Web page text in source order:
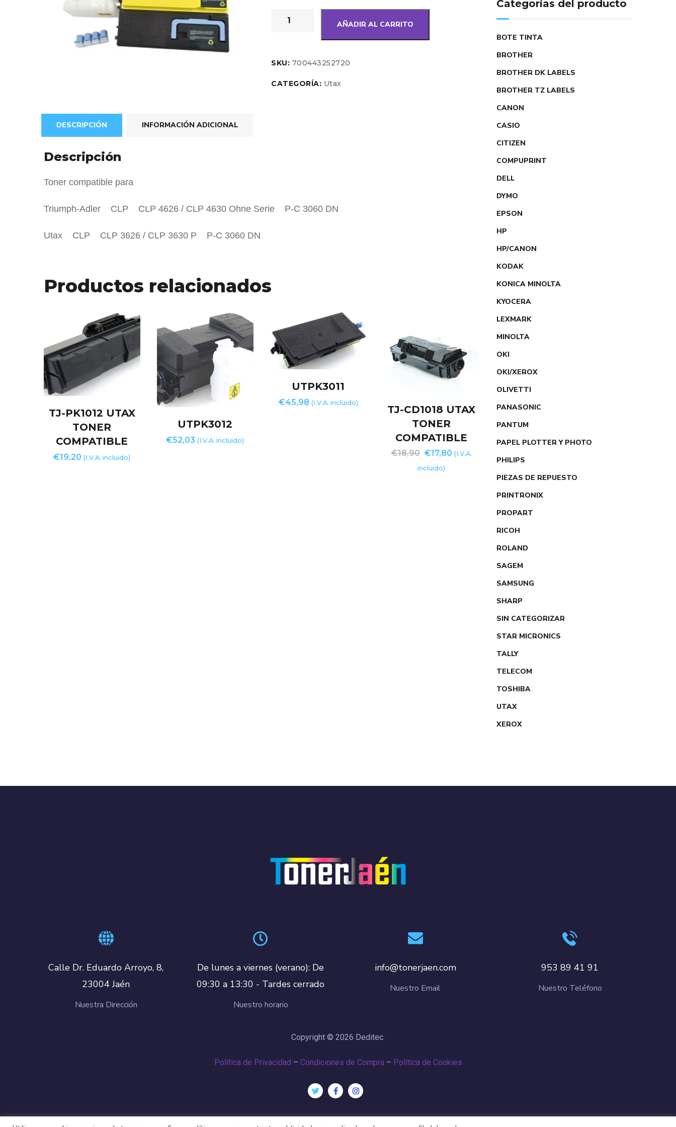
AÑADIR AL CARRITO
SKU: 700443252720
CATEGORÍA: Utax
DESCRIPCIÓN INFORMACIÓN ADICIONAL
Descripción
Toner compatible para
Triumph-Adler CLP CLP 4626 / CLP 4630 Ohne Serie P-C 3060 DN
Utax CLP CLP 3626 / CLP 3630 P P-C 3060 DN
Productos relacionados
TJ-PK1012 UTAX
TONER
COMPATIBLE
€19,20 (I.V.A. incluido)
UTPK3012
€52,03 (I.V.A. incluido)
UTPK3011
€45,98 (I.V.A. incluido)
TJ-CD1018 UTAX
TONER
COMPATIBLE
€18,90 €17,80 (I.V.A.
incluido)
Categorías del producto
BOTE TINTA
BROTHER
BROTHER DK LABELS
BROTHER TZ LABELS
CANON
CASIO
CITIZEN
COMPUPRINT
DELL
DYMO
EPSON
HP
HP/CANON
KODAK
KONICA MINOLTA
KYOCERA
LEXMARK
MINOLTA
OKI
OKI/XEROX
OLIVETTI
PANASONIC
PANTUM
PAPEL PLOTTER Y PHOTO
PHILIPS
PIEZAS DE REPUESTO
PRINTRONIX
PROPART
RICOH
ROLAND
SAGEM
SAMSUNG
SHARP
SIN CATEGORIZAR
STAR MICRONICS
TALLY
TELECOM
TOSHIBA
UTAX
XEROX
Calle Dr. Eduardo Arroyo, 8,
23004 Jaén
Nuestra Dirección
De lunes a viernes (verano): De
09:30 a 13:30 - Tardes cerrado
Nuestro horario
info@tonerjaen.com
Nuestro Email
953 89 41 91
Nuestro Teléfono
Copyright © 2026 Deditec.
Política de Privacidad – Condiciones de Compra– Política de Cookies